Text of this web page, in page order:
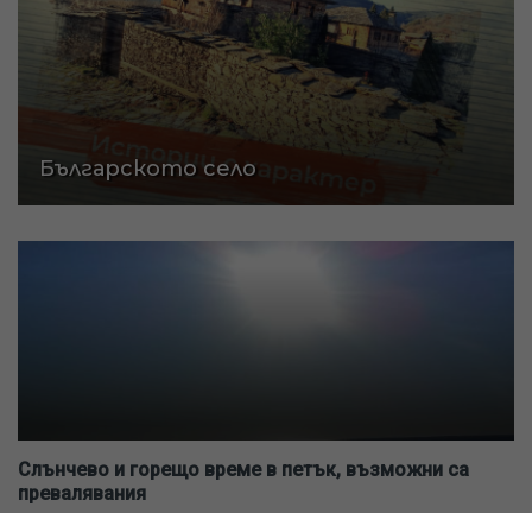
Българското село
Слънчево и горещо време в петък, възможни са
превалявания